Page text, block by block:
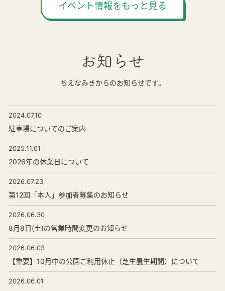
イベント情報をもっと見る
お知らせ
ちえなみきからのお知らせです。
2024.07.10
駐車場についてのご案内
2025.11.01
2026年の休業日について
2026.07.23
第12回「本人」参加者募集のお知らせ
2026.06.30
8月8日(土)の営業時間変更のお知らせ
2026.06.03
【重要】10月中の公園ご利用休止（芝生養生期間）について
2026.06.01